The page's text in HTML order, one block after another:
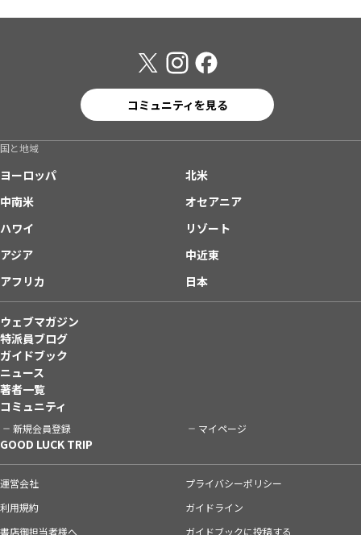
コミュニティを見る
国と地域
ヨーロッパ
北米
中南米
オセアニア
ハワイ
リゾート
アジア
中近東
アフリカ
日本
ウェブマガジン
特派員ブログ
ガイドブック
ニュース
著者一覧
コミュニティ
新規会員登録 マイページ
GOOD LUCK TRIP
運営会社
プライバシーポリシー
利用規約
ガイドライン
書店御担当者様へ
ガイドブックに投稿する